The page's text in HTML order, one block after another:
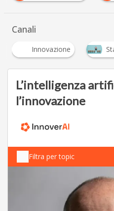
Canali
Innovazione
L’intelligenza
l’innovazione
Filtra per topic